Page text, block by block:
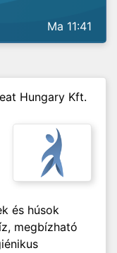
Ma 11:41
Hungary Kft.
és húsok
megbízható